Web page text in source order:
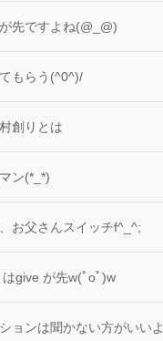
先ですよね(@_@)
もらう(^0^)/
創りとは
ン(*_*)
お父さんスイッチf^_^;
give が先w(ﾟoﾟ)w
ョンは聞かない方がいいよ